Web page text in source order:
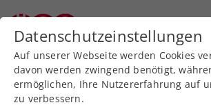
Zurück zur Newsübersicht
Rollstuhltennis
Datenschutzeinstellungen
Auf unserer Webseite werden Cookies
davon werden zwingend benötigt,
ermöglichen, Ihre Nutzererfahrung auf
zu verbessern.